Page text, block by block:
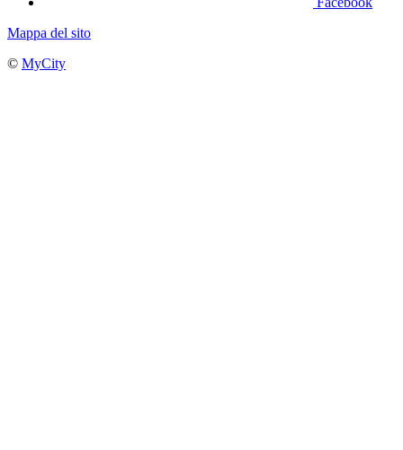
Mappa del sito
© MyCity